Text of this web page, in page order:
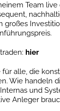
Team
großes
hier
alle, die
Wie handeln
und
Anleger